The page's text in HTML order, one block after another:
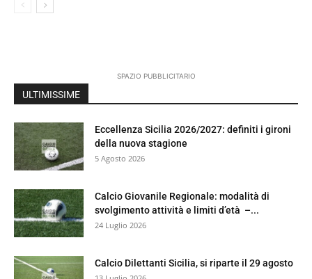
SPAZIO PUBBLICITARIO
ULTIMISSIME
Eccellenza Sicilia 2026/2027: definiti i gironi
della nuova stagione
5 Agosto 2026
Calcio Giovanile Regionale: modalità di
svolgimento attività e limiti d’età –...
24 Luglio 2026
Calcio Dilettanti Sicilia, si riparte il 29 agosto